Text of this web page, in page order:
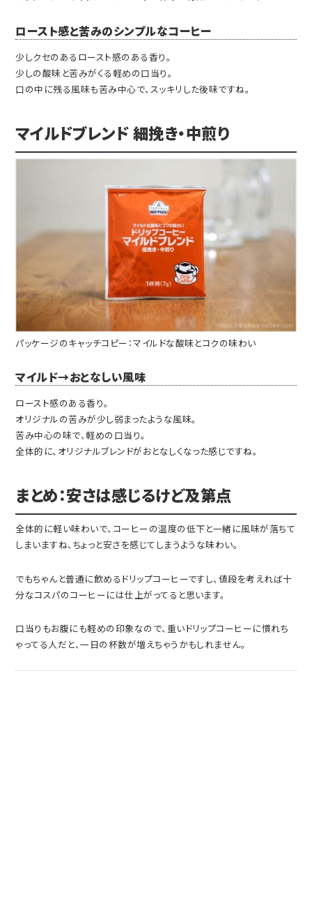
ロースト感と苦みのシンプルなコーヒー
少しクセのあるロースト感のある香り。
少しの酸味と苦みがくる軽めの口当り。
口の中に残る風味も苦み中心で、スッキリした後味ですね。
マイルドブレンド 細挽き・中煎り
パッケージのキャッチコピー：マイルドな酸味とコクの味わい
マイルド→おとなしい風味
ロースト感のある香り。
オリジナルの苦みが少し弱まったような風味。
苦み中心の味で、軽めの口当り。
全体的に、オリジナルブレンドがおとなしくなった感じですね。
まとめ：安さは感じるけど及第点
全体的に軽い味わいで、コーヒーの温度の低下と一緒に風味が落ちて
しまいますね、ちょっと安さを感じてしまうような味わい。
でもちゃんと普通に飲めるドリップコーヒーですし、値段を考えれば十
分なコスパのコーヒーには仕上がってると思います。
口当りもお腹にも軽めの印象なので、重いドリップコーヒーに慣れち
ゃってる人だと、一日の杯数が増えちゃうかもしれません。